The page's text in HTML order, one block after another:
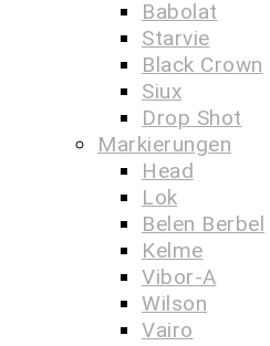
Babolat
Starvie
Black Crown
Siux
Drop Shot
Markierungen
Head
Lok
Belen Berbel
Kelme
Vibor-A
Wilson
Vairo